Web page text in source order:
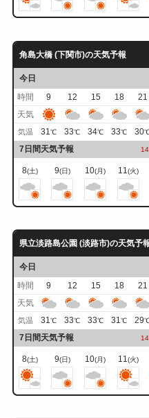
角島大橋 (下関市)の天気予報
今日
時間
9 12 15 18 21
天気
気温 31℃ 33℃ 34℃ 33℃ 30
7日間天気予報
8(土) 9(日) 10(月) 11 (火)
県立淡路島公園 (淡路市)の天気予
今日
時間
9 12 15 18 21
天気
気温 31℃ 33℃ 33℃ 31℃ 29
7日間天気予報
8(土) 9(日) 10(月) 11 (火)